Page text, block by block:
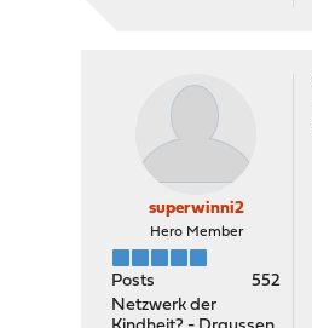
superwinni2
Hero Member
Posts
552
Netzwerk der